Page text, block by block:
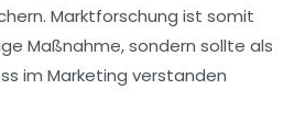
Marktforschung ist somit
Maßnahme, sondern sollte als
im Marketing verstanden